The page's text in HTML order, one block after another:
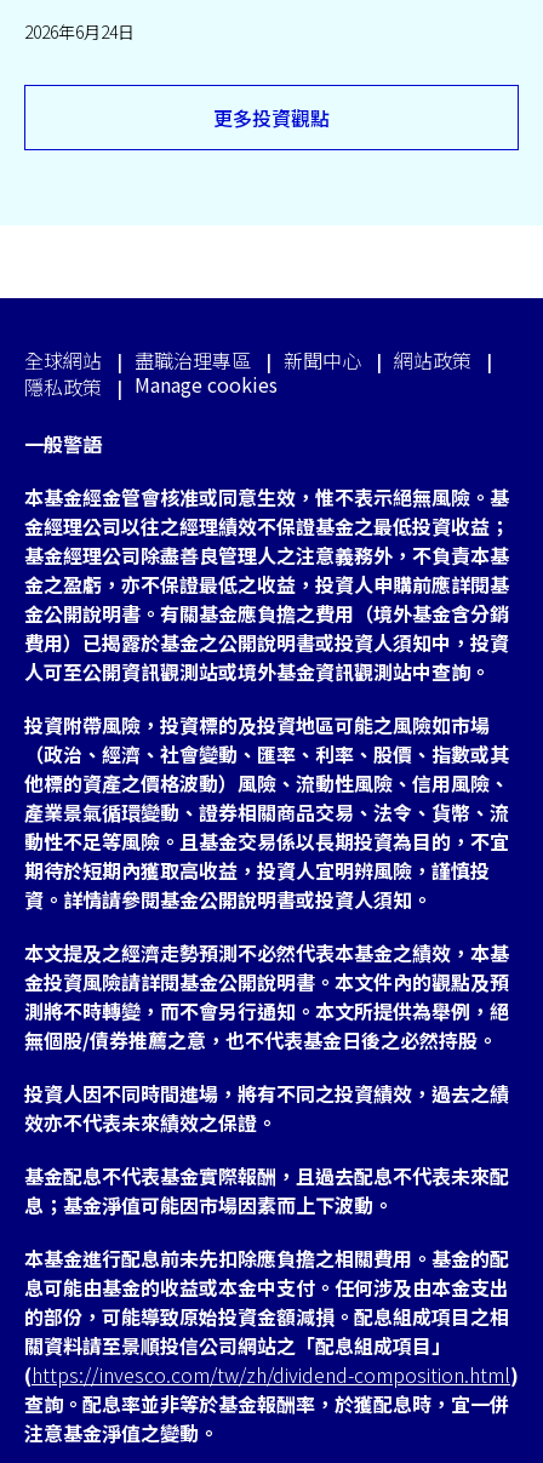
2026年6月24日
更多投資觀點
全球網站 盡職治理專區 新聞中心
網站政策
隱私政策
Manage cookies
一般警語
本基金經金管會核准或同意生效，惟不表示絕無風險。基
金經理公司以往之經理績效不保證基金之最低投資收益；
基金經理公司除盡善良管理人之注意義務外，不負責本基
金之盈虧，亦不保證最低之收益，投資人申購前應詳閱基
金公開說明書。有關基金應負擔之費用（境外基金含分銷
費用）已揭露於基金之公開說明書或投資人須知中，投資
人可至公開資訊觀測站或境外基金資訊觀測站中查詢。
投資附帶風險，投資標的及投資地區可能之風險如市場
（政治、經濟、社會變動、匯率、利率、股價、指數或其
他標的資產之價格波動）風險、流動性風險、信用風險、
產業景氣循環變動、證券相關商品交易、法令、貨幣、流
動性不足等風險。且基金交易係以長期投資為目的，不宜
期待於短期內獲取高收益，投資人宜明辨風險，謹慎投
資。詳情請參閱基金公開說明書或投資人須知。
本文提及之經濟走勢預測不必然代表本基金之績效，本基
金投資風險請詳閱基金公開說明書。本文件內的觀點及預
測將不時轉變，而不會另行通知。本文所提供為舉例，絕
無個股/債券推薦之意，也不代表基金日後之必然持股。
投資人因不同時間進場，將有不同之投資績效，過去之績
效亦不代表未來績效之保證。
基金配息不代表基金實際報酬，且過去配息不代表未來配
息；基金淨值可能因市場因素而上下波動。
本基金進行配息前未先扣除應負擔之相關費用。基金的配
息可能由基金的收益或本金中支付。任何涉及由本金支出
的部份，可能導致原始投資金額減損。配息組成項目之相
關資料請至景順投信公司網站之「配息組成項目」
(https://invesco.com/tw/zh/dividend-composition.html)
查詢。配息率並非等於基金報酬率，於獲配息時，宜一併
注意基金淨值之變動。